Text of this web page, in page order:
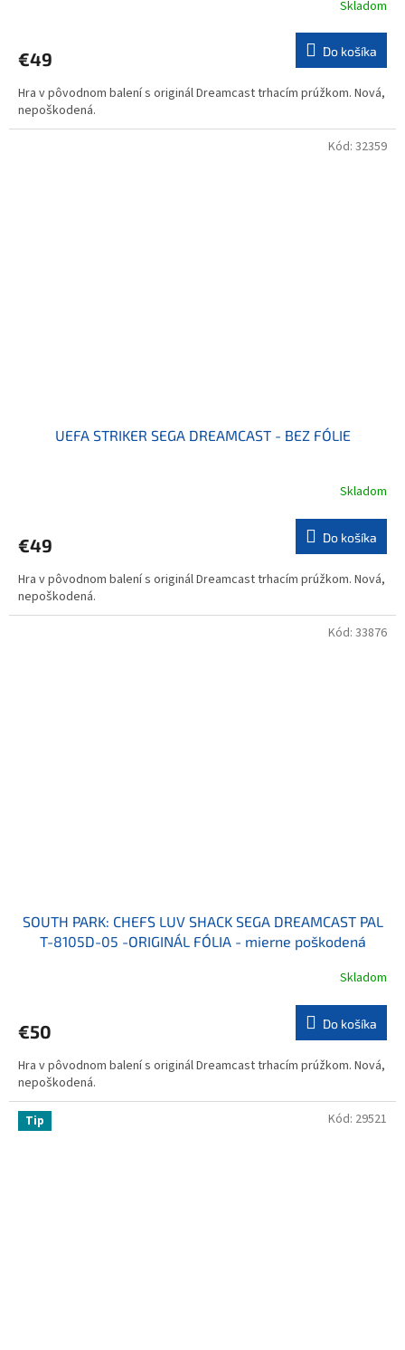
Skladom
€49 Do košíka
Hra v pôvodnom balení s originál Dreamcast trhacím prúžkom. Nová,
nepoškodená.
UEFA STRIKER SEGA DREAMCAST - BEZ FÓLIE
Skladom
€49 Do košíka
Hra v pôvodnom balení s originál Dreamcast trhacím prúžkom. Nová,
nepoškodená.
Kód: 32359
SOUTH PARK: CHEF´S LUV SHACK SEGA DREAMCAST PAL
T-8105D-05 -ORIGINÁL FÓLIA - mierne poškodená
Skladom
€50 Do košíka
Hra v pôvodnom balení s originál Dreamcast trhacím prúžkom. Nová,
nepoškodená.
Kód: 33876
Tip Kód: 29521